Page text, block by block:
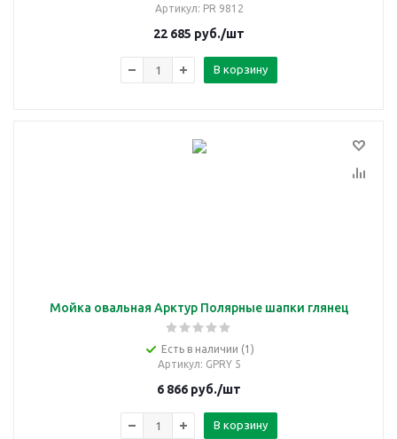
Артикул: PR 9812
22 685 руб./шт
В корзину
Мойка овальная Арктур Полярные шапки глянец
Есть в наличии (1)
Артикул: GPRY 5
6 866 руб./шт
В корзину